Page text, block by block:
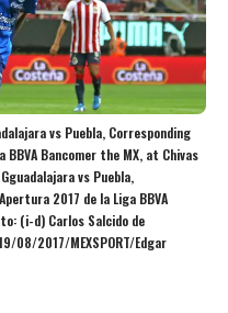
vs Puebla, Corresponding
Bancomer the MX, at Chivas
vs Puebla,
2017 de la Liga BBVA
(i-d) Carlos Salcido de
08/2017/MEXSPORT/Edgar